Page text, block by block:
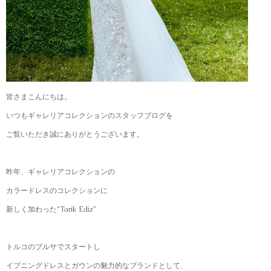
皆さまこんにちは。
いつもギャレリアコレクションのスタッフブログを
ご覧いただき誠にありがとうございます。
昨年、ギャレリアコレクションの
カラードレスのコレクションに
新しく加わった“Tarik Ediz”
トルコのブルサでスタートし
イブニングドレスとガウンの魅力的なブランドとして、